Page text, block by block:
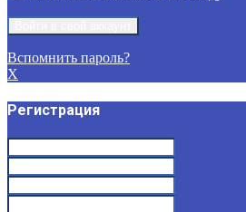
Вспомнить пароль?
X
Регистрация